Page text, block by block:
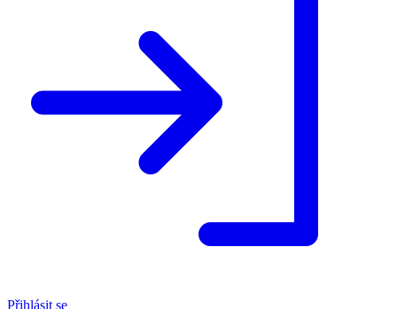
Přihlásit se